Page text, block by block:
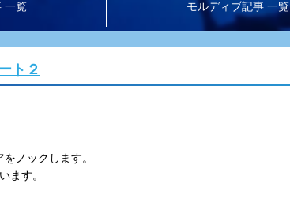
一覧 モルディブ記事 一覧
ト２
ックします。
す。